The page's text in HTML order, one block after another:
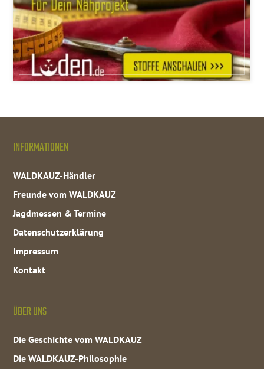
INFORMATIONEN
WALDKAUZ-Händler
Freunde vom WALDKAUZ
Jagdmessen & Termine
Datenschutzerklärung
Impressum
Kontakt
ÜBER UNS
Die Geschichte vom WALDKAUZ
Die WALDKAUZ-Philosophie